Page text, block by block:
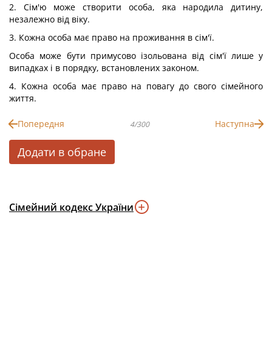
2. Сім'ю може створити особа, яка народила дитину,
незалежно від віку.
3. Кожна особа має право на проживання в сім'ї.
Особа може бути примусово ізольована від сім'ї лише у
випадках і в порядку, встановлених законом.
4. Кожна особа має право на повагу до свого сімейного
життя.
Попередня 4/300 Наступна
Додати в обране
Сімейний кодекс України